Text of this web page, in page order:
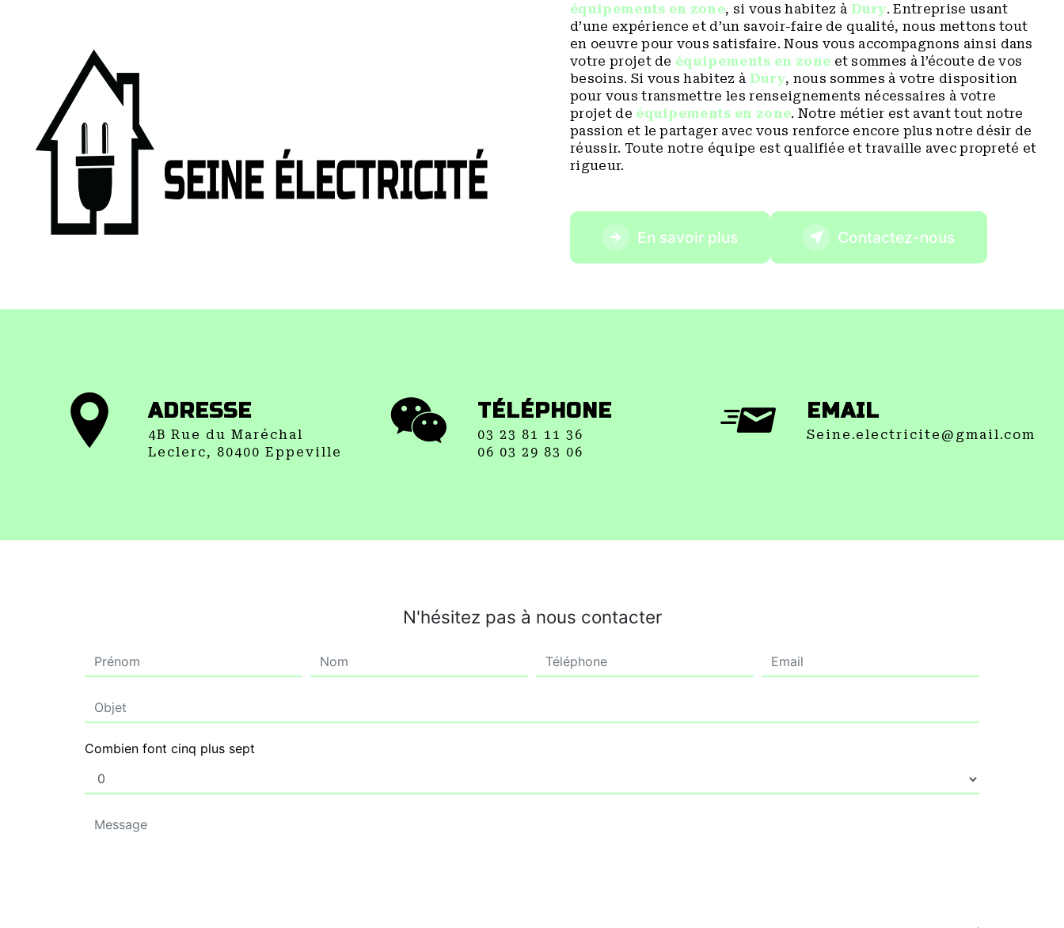
équipements en zone, si vous habitez à Dury. Entreprise usant
d’une expérience et d’un savoir-faire de qualité, nous mettons tout
en oeuvre pour vous satisfaire. Nous vous accompagnons ainsi dans
votre projet de équipements en zone et sommes à l’écoute de vos
besoins. Si vous habitez à Dury, nous sommes à votre disposition
pour vous transmettre les renseignements nécessaires à votre
projet de équipements en zone. Notre métier est avant tout notre
passion et le partager avec vous renforce encore plus notre désir de
réussir. Toute notre équipe est qualifiée et travaille avec propreté et
rigueur.
En savoir plus Contactez-nous
ADRESSE
4B Rue du Maréchal
Leclerc, 80400 Eppeville
TÉLÉPHONE
03 23 81 11 36
06 03 29 83 06
EMAIL
seine.electricite@gmail.com
N'hésitez pas à nous contacter
Combien font cinq plus sept